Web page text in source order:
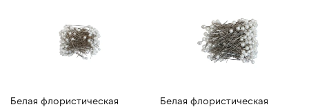
Белая флористическая
Белая флористическая